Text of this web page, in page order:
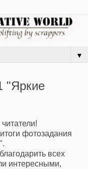
▼
"Яркие
фотозадания
всех
интересными,